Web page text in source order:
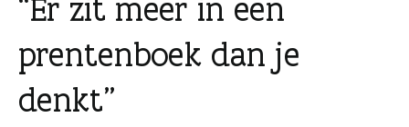
“Er zit meer in een
prentenboek dan je
denkt”